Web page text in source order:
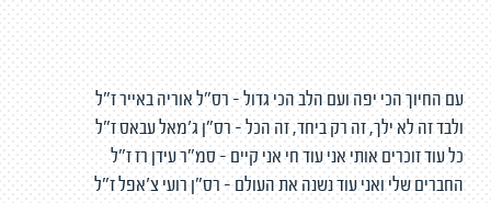
עם החיוך הכי יפה ועם הלב הכי גדול - רס"ל אוריה באייר ז"ל
ולבד זה לא ילך, זה רק ביחד, זה הכל - רס"ן ג'מאל עבאס ז"ל
כל עוד זוכרים אותי אני עוד חי אני קיים - סמ"ר עידן רז ז"ל
החברים שלי ואני עוד נשנה את העולם - רס"ן רועי צ'אפל ז"ל